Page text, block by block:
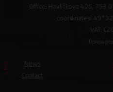
Office: Havlíčkova 426, 753
coordinates:
VAT:
Úprava
LINKS
News
Contact